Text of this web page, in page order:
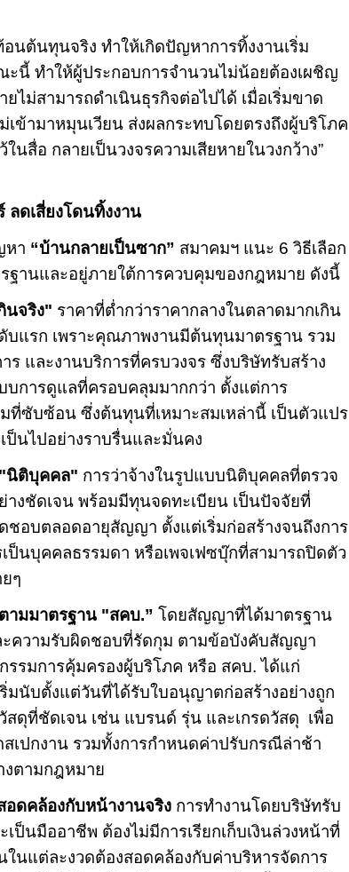
อนต้นทุนจริง ทำให้เกิดปัญหาการทิ้งงานเริ่ม
นี้ ทำให้ผู้ประกอบการจำนวนไม่น้อยต้องเผชิญ
ยไม่สามารถดำเนินธุรกิจต่อไปได้ เมื่อเริ่มขาด
ข้ามาหมุนเวียน ส่งผลกระทบโดยตรงถึงผู้บริโภค
สื่อ กลายเป็นวงจรความเสียหายในวงกว้าง”
ลดเสี่ยงโดนทิ้งงาน
หา “บ้านกลายเป็นซาก” สมาคมฯ แนะ 6 วิธีเลือก
ฐานและอยู่ภายใต้การควบคุมของกฎหมาย ดังนี้
นจริง" ราคาที่ต่ำกว่าราคากลางในตลาดมากเกิน
แรก เพราะคุณภาพงานมีต้นทุนมาตรฐาน รวม
ร และงานบริการที่ครบวงจร ซึ่งบริษัทรับสร้าง
การดูแลที่ครอบคลุมมากกว่า ตั้งแต่การ
ที่ซับซ้อน ซึ่งต้นทุนที่เหมาะสมเหล่านี้ เป็นตัวแปร
ป็นไปอย่างราบรื่นและมั่นคง
นิติบุคคล" การว่าจ้างในรูปแบบนิติบุคคลที่ตรวจ
งชัดเจน พร้อมมีทุนจดทะเบียน เป็นปัจจัยที่
ชอบตลอดอายุสัญญา ตั้งแต่เริ่มก่อสร้างจนถึงการ
ป็นบุคคลธรรมดา หรือเพจเฟซบุ๊กที่สามารถปิดตัว
ๆ
ามมาตรฐาน "สคบ.” โดยสัญญาที่ได้มาตรฐาน
ะความรับผิดชอบที่รัดกุม ตามข้อบังคับสัญญา
รมการคุ้มครองผู้บริโภค หรือ สคบ. ได้แก่
มนับตั้งแต่วันที่ได้รับใบอนุญาตก่อสร้างอย่างถูก
สดุที่ชัดเจน เช่น แบรนด์ รุ่น และเกรดวัสดุ เพื่อ
เปกงาน รวมทั้งการกำหนดค่าปรับกรณีล่าช้า
งตามกฎหมาย
อดคล้องกับหน้างานจริง การทำงานโดยบริษัทรับ
ป็นมืออาชีพ ต้องไม่มีการเรียกเก็บเงินล่วงหน้าที่
ในแต่ละงวดต้องสอดคล้องกับค่าบริหารจัดการ